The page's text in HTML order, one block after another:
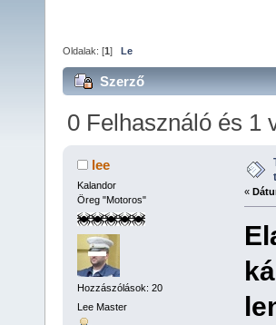
Oldalak: [1 ] Le
Szerző
Téma:
0 Felhasználó és 1
lee
Kalandor
Öreg "Motoros"
Hozzászólások: 20
Lee Master
«